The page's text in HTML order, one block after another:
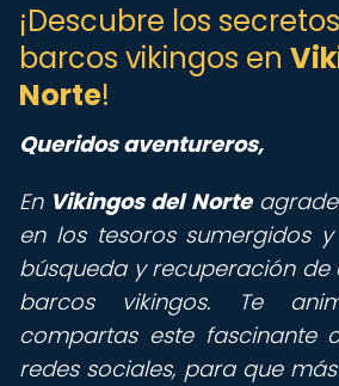
¡Descubre los
barcos vikingos en
Norte!
Queridos aventureros,
En Vikingos del Norte
en los tesoros sumergidos
búsqueda y recuperación de
barcos vikingos. Te
compartas este fascinante
redes sociales, para que